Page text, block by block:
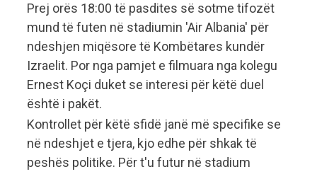
Prej orës 18:00 të pasdites së sotme tifozët
mund të futen në stadiumin 'Air Albania' për
ndeshjen miqësore të Kombëtares kundër
Izraelit. Por nga pamjet e filmuara nga kolegu
Ernest Koçi duket se interesi për këtë duel
është i pakët.
Kontrollet për këtë sfidë janë më specifike se
në ndeshjet e tjera, kjo edhe për shkak të
peshës politike. Për t'u futur në stadium